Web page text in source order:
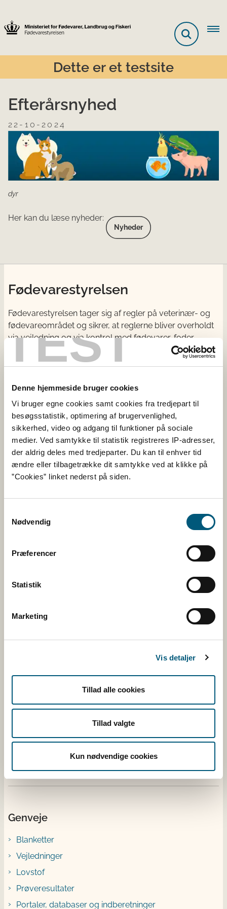
TEST
Denne hjemmeside bruger cookies
Vi bruger egne cookies samt cookies fra tredjepart til
besøgsstatistik, optimering af brugervenlighed,
sikkerhed, video og adgang til funktioner på sociale
medier. Ved samtykke til statistik registreres IP-adresser,
der aldrig deles med tredjeparter. Du kan til enhver tid
ændre eller tilbagetrække dit samtykke ved at klikke på
”Cookies” linket nederst på siden.
Nødvendig
Præferencer
Statistik
Marketing
Vis detaljer
Tillad alle cookies
Tillad valgte
Kun nødvendige cookies
Dette er et testsite
Efterårsnyhed
22-10-2024
dyr
Her kan du læse nyheder:
Nyheder
Fødevarestyrelsen
Fødevarestyrelsen tager sig af regler på veterinær- og
fødevareområdet og sikrer, at reglerne bliver overholdt
via vejledning og via kontrol med fødevarer, foder,
landets slagterier og veterinære forhold.
Fødevarestyrelsen
Stationsparken 31-33
2600 Glostrup
CVR: 62534516
EAN
Betaling til Fødevarestyrelsen
Åben:
Kvæg
Ræv
Genveje
Blanketter
Vejledninger
Lovstof
Prøveresultater
Portaler, databaser og indberetninger